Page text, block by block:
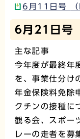
6
6月21日号
主な記事
今年度が最終年
を、事業仕分け
年金保険料免除
クチンの接種に
観る会、スポー
レーの走者を募